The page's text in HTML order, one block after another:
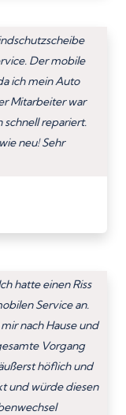
Der mobile
ich mein Auto
Mitarbeiter war
repariert.
neu! Sehr
hatte einen Riss
Service an.
nach Hause und
Vorgang
höflich und
und würde diesen